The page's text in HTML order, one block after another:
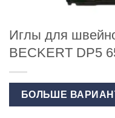
Иглы для
BECKERT DP5
БОЛЬШЕ